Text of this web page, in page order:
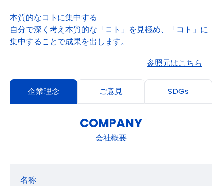
本質的なコトに集中する
自分で深く考え本質的な「コト」を見極め、「コト」に
集中することで成果を出します。
参照元はこちら
企業理念 ご意見 SDGs
COMPANY
会社概要
名称